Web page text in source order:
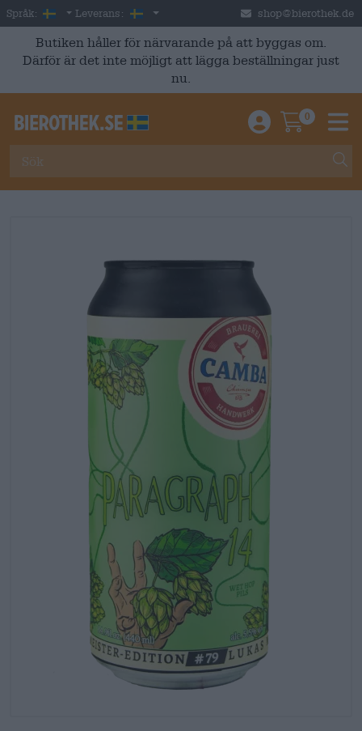
Skip to main content
Språk: Swedish
Leverans: Sverige shop@bierothek.de
Butiken håller för närvarande på att byggas om.
Därför är det inte möjligt att lägga beställningar just
nu.
Einloggen /
0